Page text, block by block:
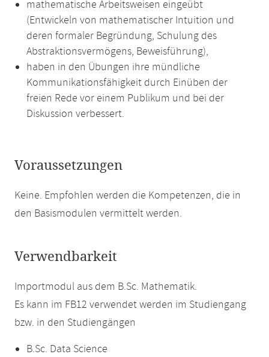
mathematische Arbeitsweisen eingeübt
(Entwickeln von mathematischer Intuition und
deren formaler Begründung, Schulung des
Abstraktionsvermögens, Beweisführung),
haben in den Übungen ihre mündliche
Kommunikationsfähigkeit durch Einüben der
freien Rede vor einem Publikum und bei der
Diskussion verbessert.
Voraussetzungen
Keine. Empfohlen werden die Kompetenzen, die in
den Basismodulen vermittelt werden.
Verwendbarkeit
Importmodul aus dem B.Sc. Mathematik.
Es kann im FB12 verwendet werden im Studiengang
bzw. in den Studiengängen
B.Sc. Data Science